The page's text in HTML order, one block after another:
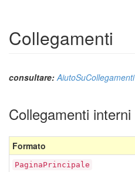
Collegamenti
consultare: AiutoSuCollegamenti
Collegamenti interni
Formato
PaginaPrincipale